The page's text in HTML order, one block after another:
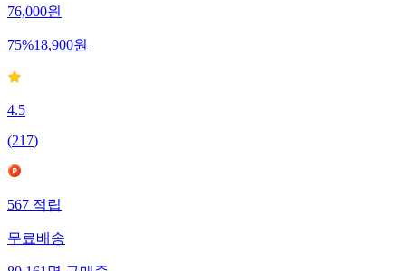
76,000원
75%18,900원
4.5
(217)
567적립
무료배송